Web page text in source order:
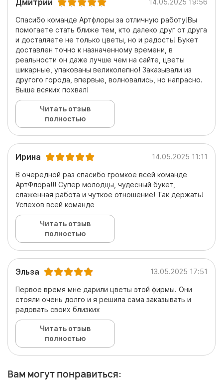
Дмитрий 14.05.2025 19:56
Спасибо команде Артфлоры за отличную работу!Вы
помогаете стать ближе тем, кто далеко друг от друга
и досталяете не только цветы, но и радость! Букет
доставлен точно к назначенному времени, в
реальности он даже лучше чем на сайте, цветы
шикарные, упакованы великолепно! Заказывали из
другого города, впервые, волновались, но напрасно.
Выше всяких похвал!
Читать отзыв
полностью
Ирина 14.05.2025 11:11
В очередной раз спасибо громкое всей команде
АртФлора!!! Супер молодцы, чудесный букет,
слаженная работа и чуткое отношение! Так держать!
Успехов всей команде
Читать отзыв
полностью
Эльза 13.05.2025 17:51
Первое время мне дарили цветы этой фирмы. Они
стояли очень долго и я решила сама заказывать и
радовать своих близких
Читать отзыв
полностью
Вам могут понравиться: